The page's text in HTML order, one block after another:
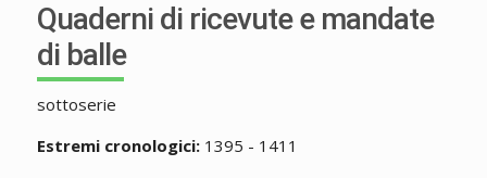
Quaderni di ricevute e mandate
di balle
sottoserie
Estremi cronologici:1395 - 1411